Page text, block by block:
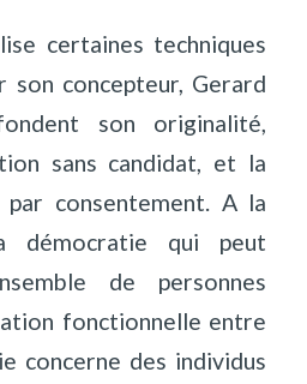
certaines techniques
son concepteur, Gerard
son originalité,
sans candidat, et la
consentement. A la
démocratie qui peut
de personnes
fonctionnelle entre
concerne des individus